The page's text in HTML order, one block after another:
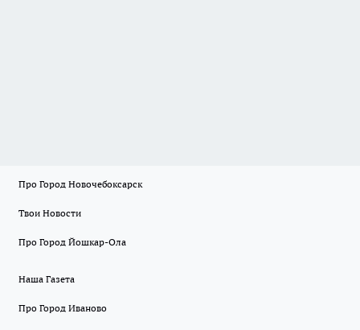
Про Город Новочебоксарск
Твои Новости
Про Город Йошкар-Ола
Наша Газета
Про Город Иваново